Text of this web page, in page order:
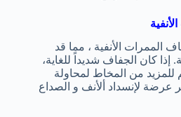
الممرات الأنفية ، مما قد
إذا كان الجفاف شديداً للغاية،
للمزيد من المخاط لمحاولة
عرضة لإنسداد ألأنف و الصداع